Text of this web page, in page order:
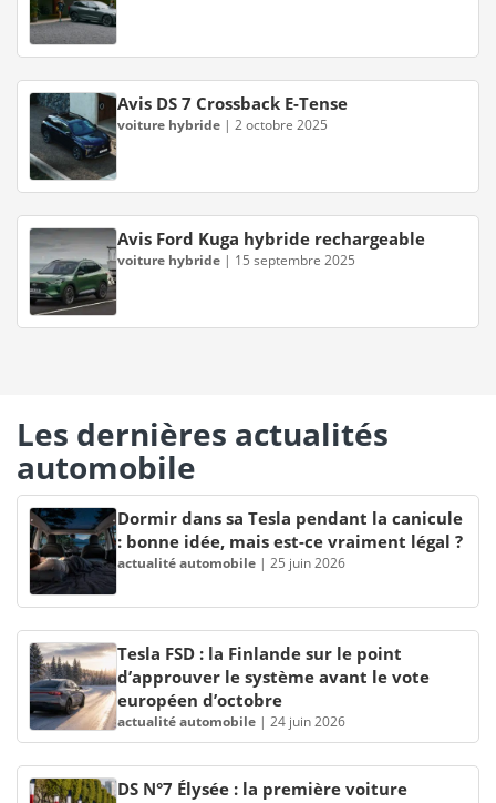
Avis DS 7 Crossback E-Tense
voiture hybride | 2 octobre 2025
Avis Ford Kuga hybride rechargeable
voiture hybride | 15 septembre 2025
Les dernières actualités
automobile
Dormir dans sa Tesla pendant la canicule
: bonne idée, mais est-ce vraiment légal ?
actualité automobile | 25 juin 2026
Tesla FSD : la Finlande sur le point
d’approuver le système avant le vote
européen d’octobre
actualité automobile | 24 juin 2026
DS N°7 Élysée : la première voiture